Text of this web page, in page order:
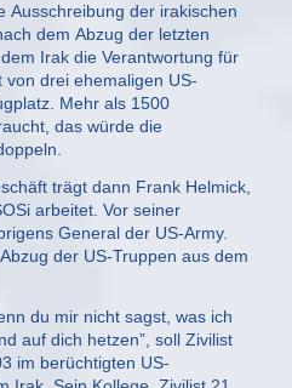
Ausschreibung der irakischen
dem Abzug der letzten
Irak die Verantwortung für
drei ehemaligen US-
Mehr als 1500
das würde die
trägt dann Frank Helmick,
arbeitet. Vor seiner
General der US-Army.
der US-Truppen aus dem
du mir nicht sagst, was ich
auf dich hetzen”, soll Zivilist
im berüchtigten US-